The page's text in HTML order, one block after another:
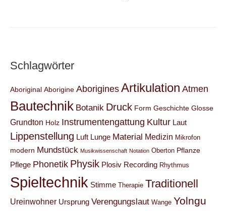
Schlagwörter
Aboriginal Aborigine AboriginesArtikulation Atmen
Bautechnik Botanik Druck Form Geschichte Glosse
Grundton Holz Instrumentengattung Kultur Laut
Lippenstellung Luft Lunge Material Medizin Mikrofon
modern Mundstück Musikwissenschaft Notation Oberton Pflanze
Pflege Phonetik Physik Plosiv Recording Rhythmus
Spieltechnik Stimme Therapie Traditionell
Ureinwohner Ursprung Verengungslaut Wange Yolngu